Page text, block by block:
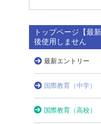
トップページ【最
後使用しません
最新エントリー
国際教育（中学）
国際教育（高校）